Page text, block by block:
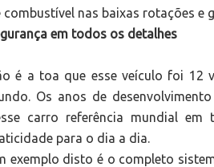
combustível nas baixas rotações e
em todos os detalhes
é a toa que esse veículo foi 12
Os anos de
carro referência mundial
para o dia a dia.
exemplo disto é o completo